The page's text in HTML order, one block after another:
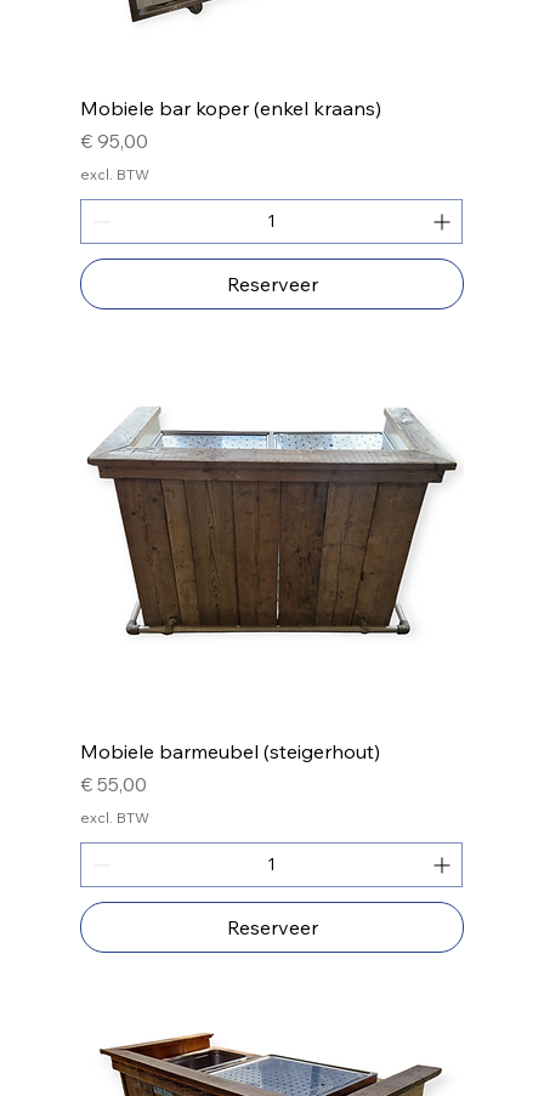
Mobiele bar koper (enkel kraans)
Prijs
€ 95,00
excl. BTW
Reserveer
Mobiele barmeubel (steigerhout)
Prijs
€ 55,00
excl. BTW
Reserveer